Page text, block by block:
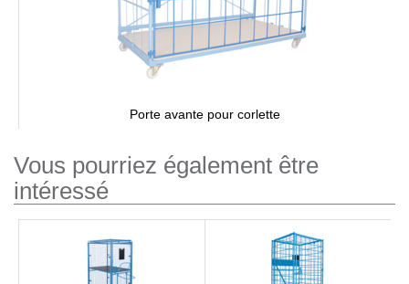
Porte avante pour corlette
Vous pourriez également être
intéressé